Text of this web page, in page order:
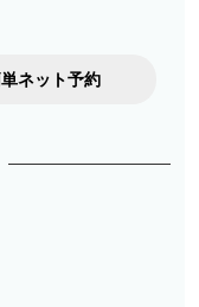
ネット予約